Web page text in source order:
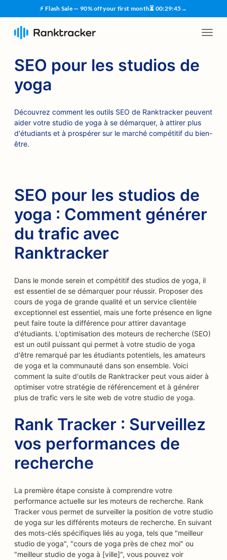
⚡ Flash Sale — 90% off your first month⏳ 00:29:45→
SEO pour les studios de
yoga
Découvrez comment les outils SEO de Ranktracker peuvent
aider votre studio de yoga à se démarquer, à attirer plus
d'étudiants et à prospérer sur le marché compétitif du bien-
être.
SEO pour les studios de
yoga : Comment générer
du trafic avec
Ranktracker
Dans le monde serein et compétitif des studios de yoga, il
est essentiel de se démarquer pour réussir. Proposer des
cours de yoga de grande qualité et un service clientèle
exceptionnel est essentiel, mais une forte présence en ligne
peut faire toute la différence pour attirer davantage
d'étudiants. L'optimisation des moteurs de recherche (SEO)
est un outil puissant qui permet à votre studio de yoga
d'être remarqué par les étudiants potentiels, les amateurs
de yoga et la communauté dans son ensemble. Voici
comment la suite d'outils de Ranktracker peut vous aider à
optimiser votre stratégie de référencement et à générer
plus de trafic vers le site web de votre studio de yoga.
Rank Tracker : Surveillez
vos performances de
recherche
La première étape consiste à comprendre votre
performance actuelle sur les moteurs de recherche. Rank
Tracker vous permet de surveiller la position de votre studio
de yoga sur les différents moteurs de recherche. En suivant
des mots-clés spécifiques liés au yoga, tels que "meilleur
studio de yoga", "cours de yoga près de chez moi" ou
"meilleur studio de yoga à [ville]", vous pouvez voir